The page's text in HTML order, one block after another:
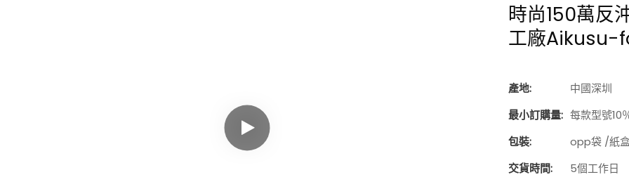
時尚150萬反
工廠Aikusu-
產地:
中國深圳
最小訂購量: 每款型號10
包裝:
opp袋 /紙
交貨時間:
5個工作日